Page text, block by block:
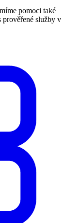
pomoci také
prověřené služby v